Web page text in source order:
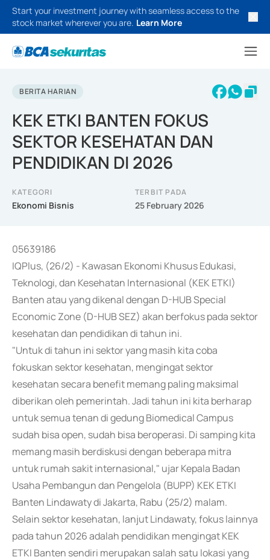
Start your investment journey with seamless access to the
stock market wherever you are. Learn More
BERITA HARIAN
KEK ETKI BANTEN FOKUS
SEKTOR KESEHATAN DAN
PENDIDIKAN DI 2026
KATEGORI
Ekonomi Bisnis
TERBIT PADA
25 February 2026
05639186
IQPlus, (26/2) - Kawasan Ekonomi Khusus Edukasi,
Teknologi, dan Kesehatan Internasional (KEK ETKI)
Banten atau yang dikenal dengan D-HUB Special
Economic Zone (D-HUB SEZ) akan berfokus pada sektor
kesehatan dan pendidikan di tahun ini.
"Untuk di tahun ini sektor yang masih kita coba
fokuskan sektor kesehatan, mengingat sektor
kesehatan secara benefit memang paling maksimal
diberikan oleh pemerintah. Jadi tahun ini kita berharap
untuk semua tenan di gedung Biomedical Campus
sudah bisa open, sudah bisa beroperasi. Di samping kita
memang masih berdiskusi dengan beberapa mitra
untuk rumah sakit internasional," ujar Kepala Badan
Usaha Pembangun dan Pengelola (BUPP) KEK ETKI
Banten Lindawaty di Jakarta, Rabu (25/2) malam.
Selain sektor kesehatan, lanjut Lindawaty, fokus lainnya
pada tahun 2026 adalah pendidikan mengingat KEK
ETKI Banten sendiri merupakan salah satu lokasi yang